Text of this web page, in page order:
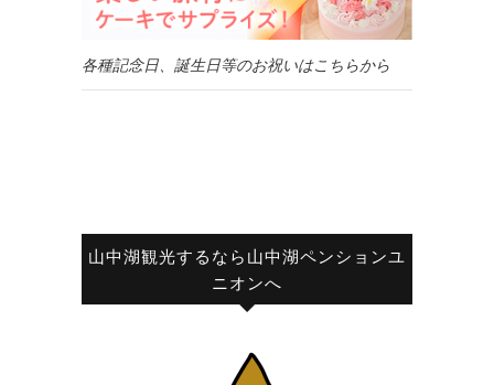
各種記念日、誕生日等のお祝いはこちらから
山中湖観光するなら山中湖ペンションユ
ニオンへ